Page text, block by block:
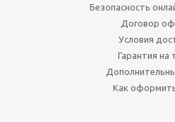
Безопасность
Договор
Условия
Гарантия на
Как